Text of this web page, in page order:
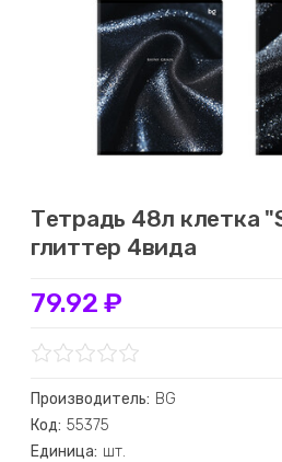
Тетрадь 48л клетка
глиттер 4вида
79.92 ₽
Производитель: BG
Код: 55375
Единица: шт.